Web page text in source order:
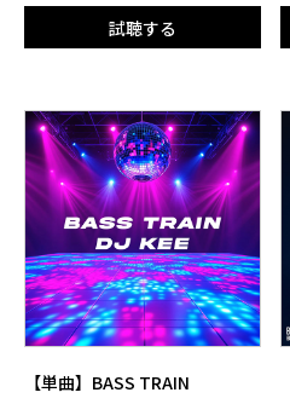
試聴する
【単曲】BASS TRAIN